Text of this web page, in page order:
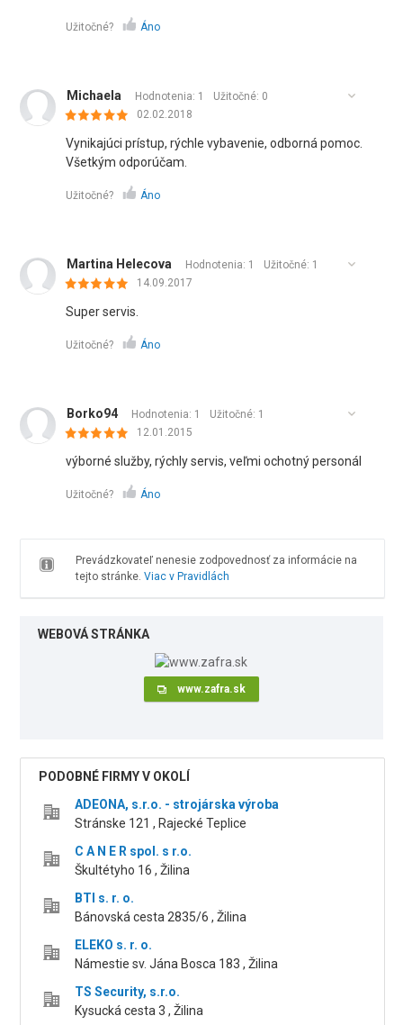
Užitočné? Áno
Michaela Hodnotenia: 1 Užitočné: 0
02.02.2018
Vynikajúci prístup, rýchle vybavenie, odborná pomoc.
Všetkým odporúčam.
Užitočné? Áno
Martina Helecova Hodnotenia: 1 Užitočné: 1
14.09.2017
Super servis.
Užitočné? Áno
Borko94 Hodnotenia: 1 Užitočné: 1
12.01.2015
výborné služby, rýchly servis, veľmi ochotný personál
Užitočné? Áno
Prevádzkovateľ nenesie zodpovednosť za informácie na
tejto stránke. Viac v Pravidlách
WEBOVÁ STRÁNKA
www.zafra.sk
PODOBNÉ FIRMY V OKOLÍ
ADEONA, s.r.o. - strojárska výroba
Stránske 121 , Rajecké Teplice
C A N E R spol. s r.o.
Škultétyho 16 , Žilina
BTI s. r. o.
Bánovská cesta 2835/6 , Žilina
ELEKO s. r. o.
Námestie sv. Jána Bosca 183 , Žilina
TS Security, s.r.o.
Kysucká cesta 3 , Žilina